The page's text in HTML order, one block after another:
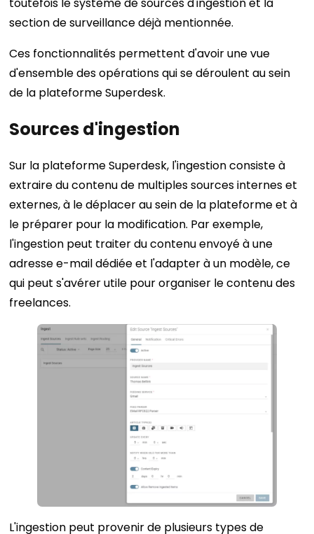
section de surveillance déjà mentionnée.
Ces fonctionnalités permettent d'avoir une vue
d'ensemble des opérations qui se déroulent au sein
de la plateforme Superdesk.
Sources d'ingestion
Sur la plateforme Superdesk, l'ingestion consiste à
extraire du contenu de multiples sources internes et
externes, à le déplacer au sein de la plateforme et à
le préparer pour la modification. Par exemple,
l'ingestion peut traiter du contenu envoyé à une
adresse e-mail dédiée et l'adapter à un modèle, ce
qui peut s'avérer utile pour organiser le contenu des
freelances.
L'ingestion peut provenir de plusieurs types de